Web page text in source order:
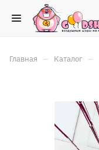
Главная – Каталог –